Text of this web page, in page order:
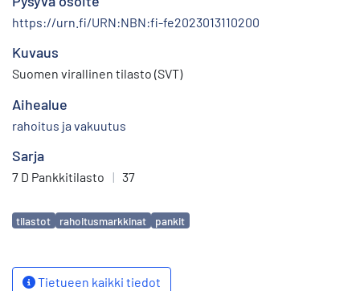
https://urn.fi/URN:NBN:fi-fe2023013110200
Kuvaus
Suomen virallinen tilasto (SVT)
Aihealue
rahoitus ja vakuutus
Sarja
7 D Pankkitilasto | 37
Avainsanat
tilastot rahoitusmarkkinat pankit
Tietueen kaikki tiedot